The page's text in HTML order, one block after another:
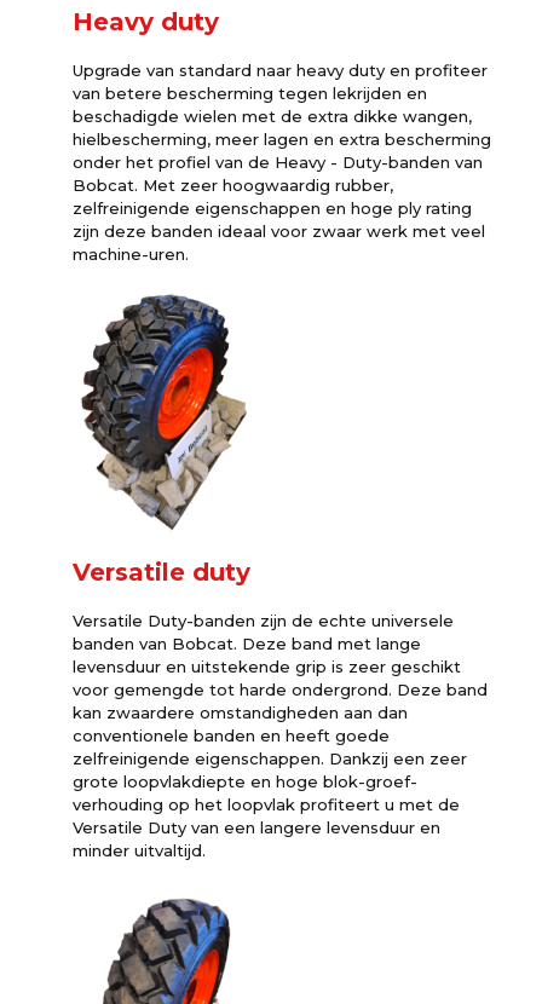
Heavy duty
Upgrade van standard naar heavy duty en profiteer
van betere bescherming tegen lekrijden en
beschadigde wielen met de extra dikke wangen,
hielbescherming, meer lagen en extra bescherming
onder het profiel van de Heavy - Duty-banden van
Bobcat. Met zeer hoogwaardig rubber,
zelfreinigende eigenschappen en hoge ply rating
zijn deze banden ideaal voor zwaar werk met veel
machine-uren.
Versatile duty
Versatile Duty-banden zijn de echte universele
banden van Bobcat. Deze band met lange
levensduur en uitstekende grip is zeer geschikt
voor gemengde tot harde ondergrond. Deze band
kan zwaardere omstandigheden aan dan
conventionele banden en heeft goede
zelfreinigende eigenschappen. Dankzij een zeer
grote loopvlakdiepte en hoge blok-groef-
verhouding op het loopvlak profiteert u met de
Versatile Duty van een langere levensduur en
minder uitvaltijd.